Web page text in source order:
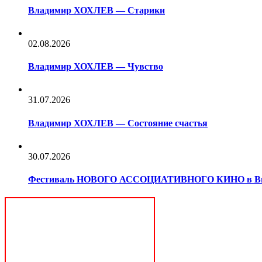
Владимир ХОХЛЕВ — Старики
02.08.2026
Владимир ХОХЛЕВ — Чувство
31.07.2026
Владимир ХОХЛЕВ — Состояние счастья
30.07.2026
Фестиваль НОВОГО АССОЦИАТИВНОГО КИНО в